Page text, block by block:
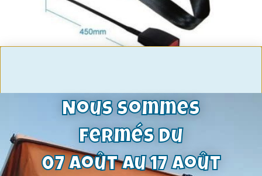
modèles
72,00€
Voir le produit
Nous sommes
fermés du
07 août au 17 août